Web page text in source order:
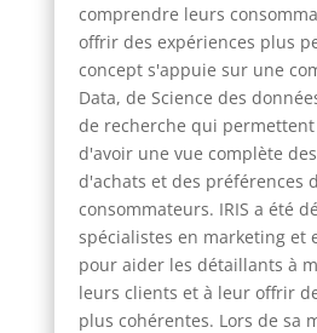
comprendre leurs
offrir des expériences plus
concept s'appuie sur une
Data, de Science des
de recherche qui
d'avoir une vue complète
d'achats et des préférences
consommateurs. IRIS a été
spécialistes en marketing et
pour aider les détaillants à
leurs clients et à leur offrir
plus cohérentes. Lors de sa